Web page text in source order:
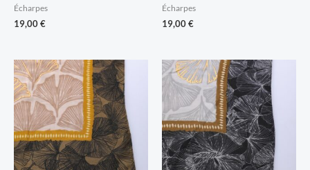
Écharpes
19,00€
Écharpes
19,00€